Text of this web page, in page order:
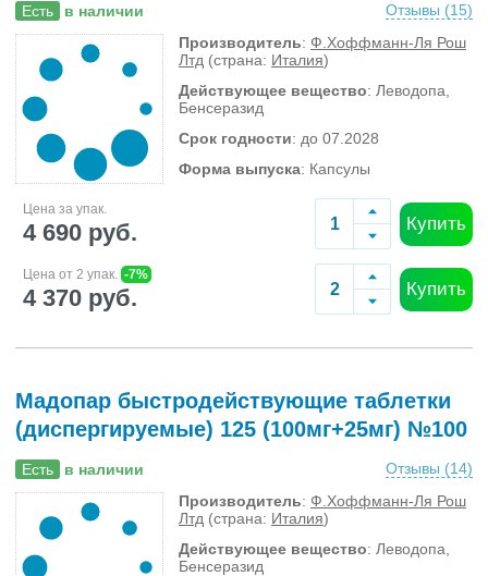
Есть в наличии Отзывы (15)
Производитель: Ф.Хоффманн-Ля Рош
Лтд (страна: Италия)
Действующее вещество: Леводопа,
Бенсеразид
Срок годности: до 07.2028
Форма выпуска: Капсулы
Цена за упак.
4 690 руб. Купить
Цена от 2 упак. -7%
4 370 руб. Купить
Мадопар быстродействующие таблетки
(диспергируемые) 125 (100мг+25мг) №100
Есть в наличии Отзывы (14)
Производитель: Ф.Хоффманн-Ля Рош
Лтд (страна: Италия)
Действующее вещество: Леводопа,
Бенсеразид